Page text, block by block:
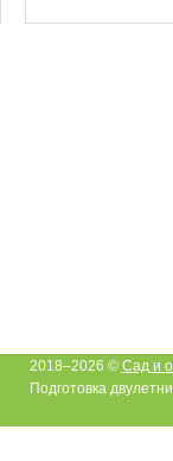
2018–2026 © Сад и
Подготовка